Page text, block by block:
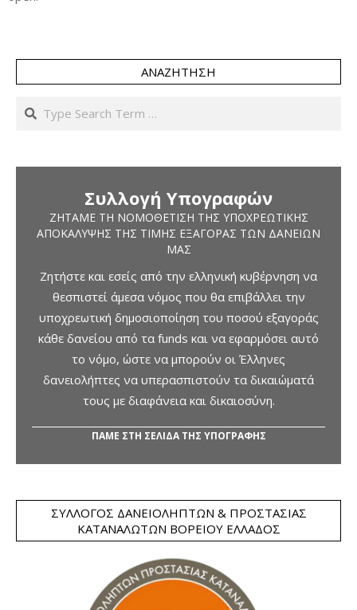
ΑΝΑΖΉΤΗΣΗ
Search
Συλλογή Υπογραφών
ΖΗΤΆΜΕ ΤΗ ΝΟΜΟΘΈΤΙΣΗ ΤΗΣ ΥΠΟΧΡΕΩΤΙΚΉΣ
ΑΠΟΚΆΛΥΨΗΣ ΤΗΣ ΤΙΜΉΣ ΕΞΑΓΟΡΆΣ ΤΩΝ ΔΑΝΕΊΩΝ
ΜΑΣ
Ζητήστε και εσείς από την ελληνική κυβέρνηση να
θεσπιστεί άμεσα νόμος που θα επιβάλλει την
υποχρεωτική δημοσιοποίηση του ποσού εξαγοράς
κάθε δανείου από τα funds και να εφαρμόσει αυτό
το νόμο, ώστε να μπορούν οι Έλληνες
δανειολήπτες να υπερασπιστούν τα δικαιώματά
τους με διαφάνεια και δικαιοσύνη.
ΠΑΜΕ ΣΤΗ ΣΕΛΙΔΑ ΤΗΣ ΥΠΟΓΡΑΦΗΣ
ΣΎΛΛΟΓΟΣ ΔΑΝΕΙΟΛΗΠΤΏΝ & ΠΡΟΣΤΑΣΊΑΣ
ΚΑΤΑΝΑΛΩΤΏΝ ΒΟΡΕΊΟΥ ΕΛΛΆΔΟΣ